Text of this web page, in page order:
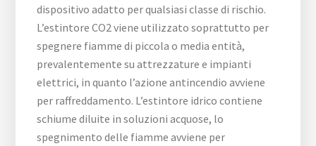
dispositivo adatto per qualsiasi classe di rischio.
L’estintore CO2 viene utilizzato soprattutto per
spegnere fiamme di piccola o media entità,
prevalentemente su attrezzature e impianti
elettrici, in quanto l’azione antincendio avviene
per raffreddamento. L’estintore idrico contiene
schiume diluite in soluzioni acquose, lo
spegnimento delle fiamme avviene per